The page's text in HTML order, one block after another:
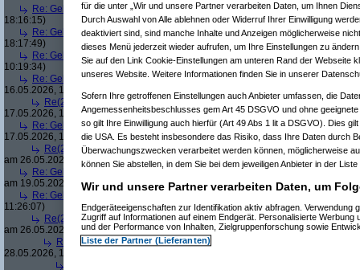
Re: Geheimtipps für Seminarräume in Wien gesucht – abseits der großen
18:16:15)
Re: Geheimtipps für Seminarräume in Wien gesucht – abseits der großen
18:17:49)
Re: Geheimtipps für Seminarräume in Wien gesucht – abseits der großen
10:19:34)
Re: Geheimtipps für Seminarräume in Wien gesucht – abseits der großen
16.05.2026, 13:07:54)
Re(2): Geheimtipps für Seminarräume in Wien gesucht – abseits der
17.05.2026, 17:47:19)
Re: Geheimtipps für Seminarräume in Wien gesucht – abseits der großen
17.05.2026, 16:38:56)
Re(2): Geheimtipps für Seminarräume in Wien gesucht – abseits der
am 26.05.2026, 12:32:12)
Re: Geheimtipps für Seminarräume in Wien gesucht – abseits der großen
am 19.05.2026, 15:52:06)
Re: Geheimtipps für Seminarräume in Wien gesucht – abseits der großen
11:26:07)
Re(2): Geheimtipps für Seminarräume in Wien gesucht – abseits der
am 26.05.2026, 12:27:26)
Re(3): Geheimtipps für Seminarräume in Wien gesucht – abseits der
28.05.2026, 10:31:48)
für die unter „Wir und unsere Partner verarbeiten Daten, um Ihnen
Durch Auswahl von Alle ablehnen oder Widerruf Ihrer Einwilligung
deaktiviert sind, sind manche Inhalte und Anzeigen möglicherweise
dieses Menü jederzeit wieder aufrufen, um Ihre Einstellungen zu
Sie auf den Link Cookie-Einstellungen am unteren Rand der Webseite
unseres Website. Weitere Informationen finden Sie in unserer
Sofern Ihre getroffenen Einstellungen auch Anbieter umfassen, die
Angemessenheitsbeschlusses gem Art 45 DSGVO und ohne
so gilt Ihre Einwilligung auch hierfür (Art 49 Abs 1 lit a DSGVO). Dies
die USA. Es besteht insbesondere das Risiko, dass Ihre Daten durch
Überwachungszwecken verarbeitet werden können, möglicherweise
können Sie abstellen, in dem Sie bei dem jeweiligen Anbieter in der
Wir und unsere Partner verarbeiten Daten, um
Endgeräteeigenschaften zur Identifikation aktiv abfragen. Verwendung
Zugriff auf Informationen auf einem Endgerät. Personalisierte Werbung
und der Performance von Inhalten, Zielgruppenforschung sowie
Liste der Partner (Lieferanten)